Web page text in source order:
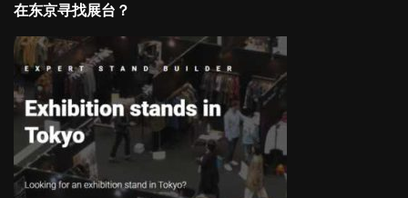
在东京寻找展台？